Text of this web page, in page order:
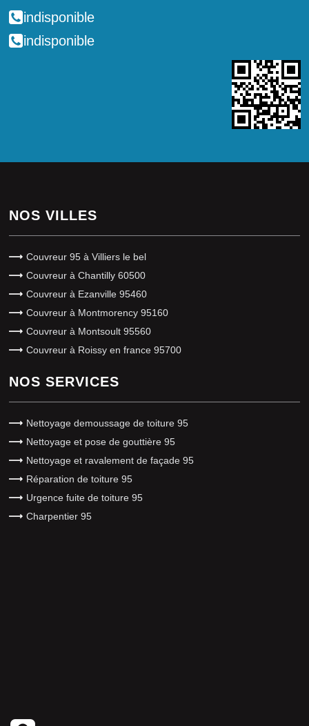
indisponible
indisponible
NOS VILLES
Couvreur 95 à Villiers le bel
Couvreur à Chantilly 60500
Couvreur à Ezanville 95460
Couvreur à Montmorency 95160
Couvreur à Montsoult 95560
Couvreur à Roissy en france 95700
NOS SERVICES
Nettoyage demoussage de toiture 95
Nettoyage et pose de gouttière 95
Nettoyage et ravalement de façade 95
Réparation de toiture 95
Urgence fuite de toiture 95
Charpentier 95